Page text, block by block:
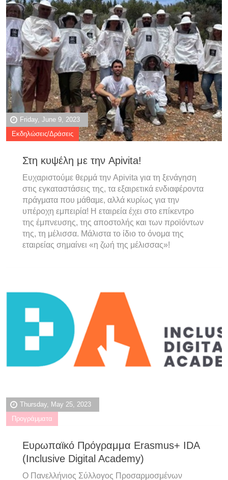
Friday, June 9, 2023
Εκδηλώσεις/Δράσεις
Στη κυψέλη με την Apivita!
Ευχαριστούμε θερμά την Apivita για τη ξενάγηση
στις εγκαταστάσεις της, τα εξαιρετικά ενδιαφέροντα
πράγματα που μάθαμε, αλλά κυρίως για την
υπέροχη εμπειρία! Η εταιρεία έχει στο επίκεντρο
της έμπνευσης, της αποστολής και των προϊόντων
της, τη μέλισσα. Μάλιστα το ίδιο το όνομα της
εταιρείας σημαίνει «η ζωή της μέλισσας»!
Thursday, May 25, 2023
Προγράμματα
Ευρωπαϊκό Πρόγραμμα Erasmus+ IDA
(Inclusive Digital Academy)
Ο Πανελλήνιος Σύλλογος Προσαρμοσμένων